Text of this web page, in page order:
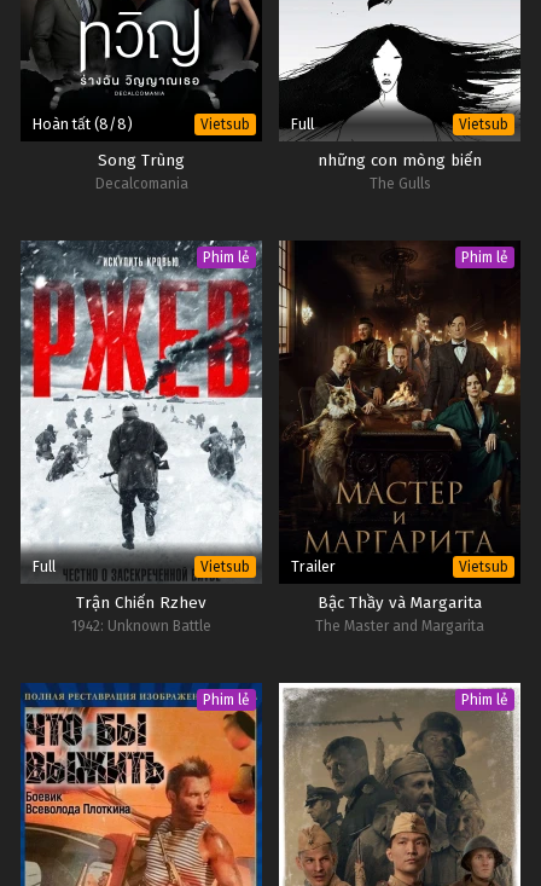
Hoàn tất (8/8) Vietsub
Song Trùng
Decalcomania
Full Vietsub
những con mòng biển
The Gulls
Phim lẻ
Full Vietsub
Trận Chiến Rzhev
1942: Unknown Battle
Phim lẻ
Trailer Vietsub
Bậc Thầy và Margarita
The Master and Margarita
Phim lẻ Phim lẻ